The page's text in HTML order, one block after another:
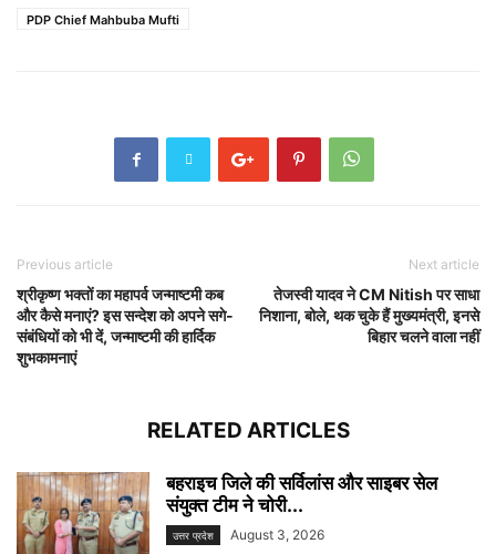
PDP Chief Mahbuba Mufti
Previous article
श्रीकृष्ण भक्तों का महापर्व जन्माष्टमी कब
और कैसे मनाएं? इस सन्देश को अपने सगे-
संबंधियों को भी दें, जन्माष्टमी की हार्दिक
शुभकामनाएं
Next article
तेजस्वी यादव ने CM Nitish पर साधा
निशाना, बोले, थक चुके हैं मुख्यमंत्री, इनसे
बिहार चलने वाला नहीं
RELATED ARTICLES
बहराइच जिले की सर्विलांस और साइबर सेल
संयुक्त टीम ने चोरी...
उत्तर प्रदेश August 3, 2026